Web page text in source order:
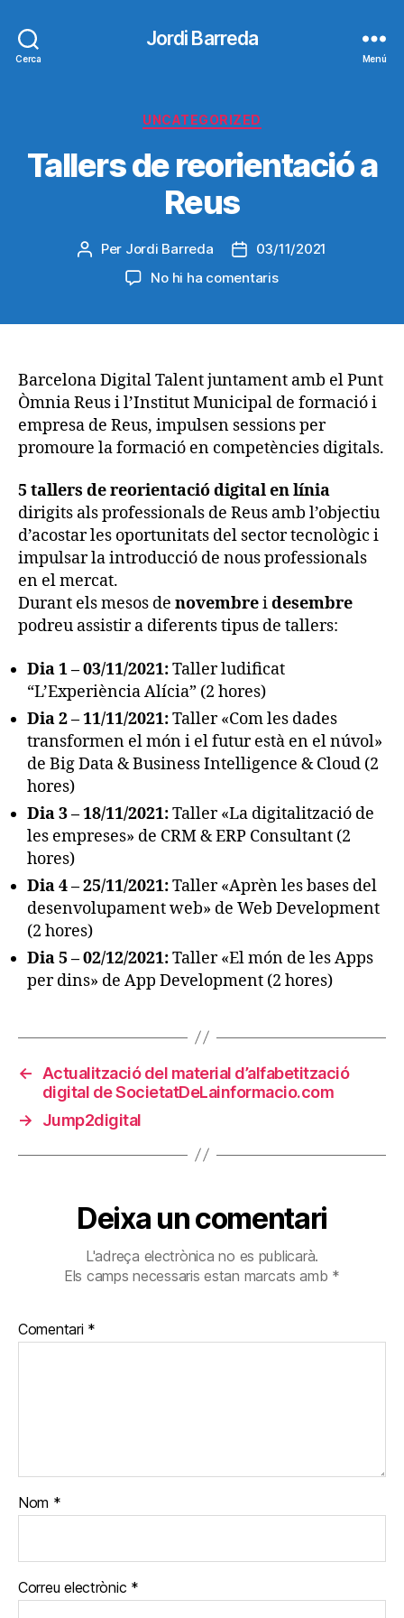
Cerca
Jordi Barreda
Menú
Categories
UNCATEGORIZED
Tallers de reorientació a
Reus
Autor
l'entrada
Per Jordi Barreda
Data03/11/2021
No hi ha comentarisa
Reus
Barcelona Digital Talent juntament amb el Punt
Òmnia Reus i l’Institut Municipal de formació i
empresa de Reus, impulsen sessions per
promoure la formació en competències digitals.
5 tallers de reorientació digital en línia
dirigits als professionals de Reus amb l’objectiu
d’acostar les oportunitats del sector tecnològic i
impulsar la introducció de nous professionals
en el mercat.
Durant els mesos de novembreidesembre
podreu assistir a diferents tipus de tallers:
Dia 1 – 03/11/2021:Taller ludificat
“L’Experiència Alícia” (2 hores)
Dia 2 – 11/11/2021:Taller «Com les dades
transformen el món i el futur està en el núvol»
de Big Data & Business Intelligence & Cloud (2
hores)
Dia 3 – 18/11/2021:Taller «La digitalització de
les empreses» de CRM & ERP Consultant (2
hores)
Dia 4 – 25/11/2021:Taller «Aprèn les bases del
desenvolupament web» de Web Development
(2 hores)
Dia 5 – 02/12/2021:Taller «El món de les Apps
per dins» de App Development (2 hores)
←
Actualització del material d’alfabetització
digital de SocietatDeLainformacio.com
→
Jump2digital
Deixa un comentari
L'adreça electrònica no es publicarà.
Els camps necessaris estan marcats amb *
Comentari *
Nom *
Correu electrònic *